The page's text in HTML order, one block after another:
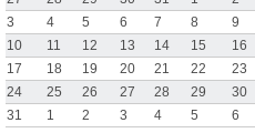
3
4 5 6 7 8
9
10
11 12 13 14 15
16
17
18 19 20 21 22
23
24
25 26 27 28 29
30
31
1 2 3 4 5 6